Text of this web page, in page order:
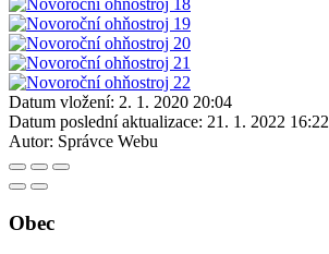
Datum vložení: 2. 1. 2020 20:04
Datum poslední aktualizace: 21. 1. 2022 16:22
Autor: Správce Webu
Obec